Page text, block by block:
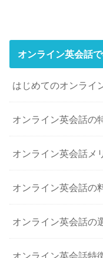
オンライン英会話
はじめてのオンライ
オンライン英会話の
オンライン英会話メ
オンライン英会話の
オンライン英会話の
オンライン英会話特